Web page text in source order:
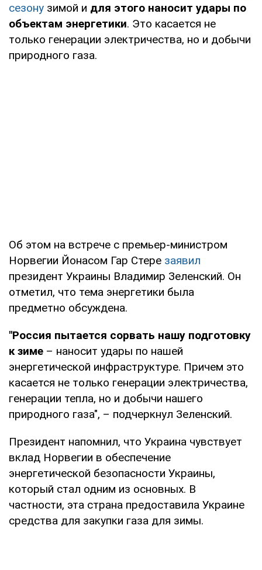
сезону зимой и для этого наносит удары по
объектам энергетики. Это касается не
только генерации электричества, но и добычи
природного газа.
Об этом на встрече с премьер-министром
Норвегии Йонасом Гар Стере заявил
президент Украины Владимир Зеленский. Он
отметил, что тема энергетики была
предметно обсуждена.
"Россия пытается сорвать нашу подготовку
к зиме – наносит удары по нашей
энергетической инфраструктуре. Причем это
касается не только генерации электричества,
генерации тепла, но и добычи нашего
природного газа", – подчеркнул Зеленский.
Президент напомнил, что Украина чувствует
вклад Норвегии в обеспечение
энергетической безопасности Украины,
который стал одним из основных. В
частности, эта страна предоставила Украине
средства для закупки газа для зимы.